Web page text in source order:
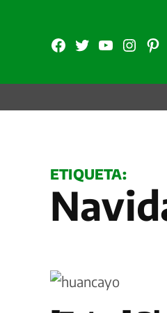
contenidoFB TW YouTube
ETIQUETA: